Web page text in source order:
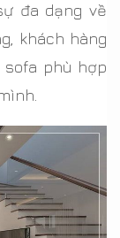
đa dạng về
khách hàng
phù hợp